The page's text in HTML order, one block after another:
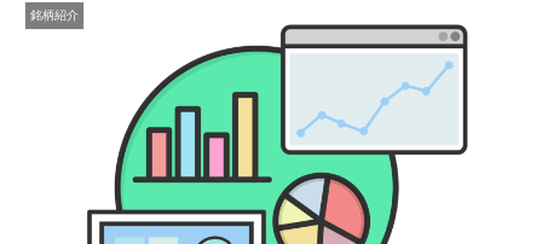
銘柄紹介